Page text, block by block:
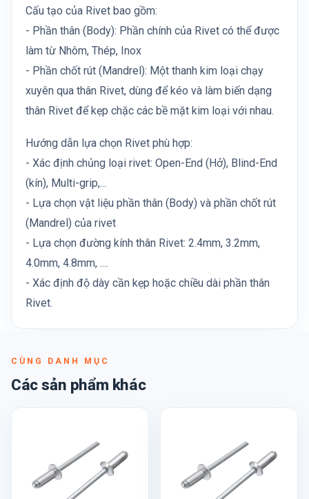
Cấu tạo của Rivet bao gồm:
- Phần thân (Body): Phần chính của Rivet có thể được
làm từ Nhôm, Thép, Inox
- Phần chốt rút (Mandrel): Một thanh kim loại chạy
xuyên qua thân Rivet, dùng để kéo và làm biến dạng
thân Rivet để kẹp chặc các bề mặt kim loại với nhau.
Hướng dẫn lựa chọn Rivet phù hợp:
- Xác định chủng loại rivet: Open-End (Hở), Blind-End
(kín), Multi-grip,...
- Lựa chọn vật liệu phần thân (Body) và phần chốt rút
(Mandrel) của rivet
- Lựa chọn đường kính thân Rivet: 2.4mm, 3.2mm,
4.0mm, 4.8mm, ....
- Xác định độ dày cần kẹp hoặc chiều dài phần thân
Rivet.
CÙNG DANH MỤC
Các sản phẩm khác